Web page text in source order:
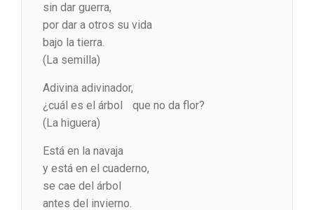
sin dar guerra,
por dar a otros su vida
bajo la tierra.
(La semilla)
Adivina adivinador,
¿cuál es el árbol que no da flor?
(La higuera)
Está en la navaja
y está en el cuaderno,
se cae del árbol
antes del invierno.